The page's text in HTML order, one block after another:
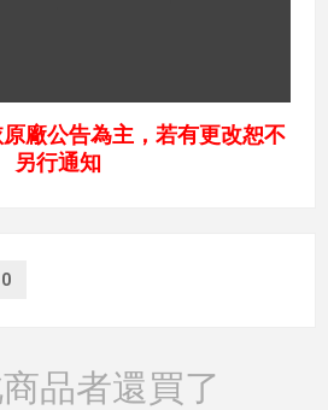
廠公告為主，若有更改恕不
另行通知
品者還買了